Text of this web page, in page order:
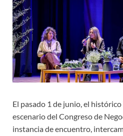
El pasado 1 de junio, el
escenario del Congreso de
instancia de encuentro,